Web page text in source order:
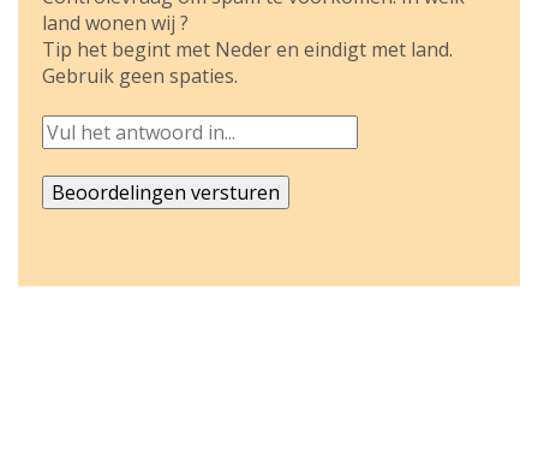
land wonen wij ?
Tip het begint met Neder en eindigt met land.
Gebruik geen spaties.